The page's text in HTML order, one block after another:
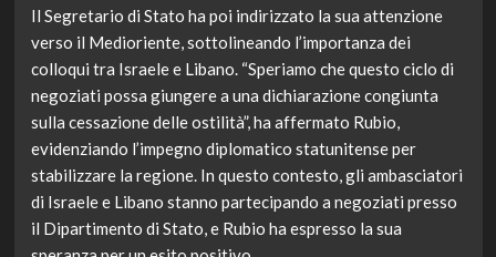
Il Segretario di Stato ha poi indirizzato la sua attenzione
verso il Medioriente, sottolineando l’importanza dei
colloqui tra Israele e Libano. “Speriamo che questo ciclo di
negoziati possa giungere a una dichiarazione congiunta
sulla cessazione delle ostilità”, ha affermato Rubio,
evidenziando l’impegno diplomatico statunitense per
stabilizzare la regione. In questo contesto, gli ambasciatori
di Israele e Libano stanno partecipando a negoziati presso
il Dipartimento di Stato, e Rubio ha espresso la sua